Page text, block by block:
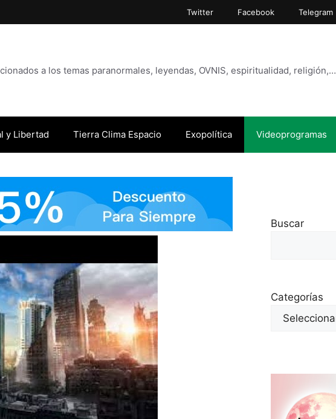
Twitter Facebook Telegram
a los temas paranormales, leyendas, OVNIS, espiritualidad, religión,…
y Libertad Tierra Clima Espacio Exopolítica Videoprogramas
Buscar
Categorías